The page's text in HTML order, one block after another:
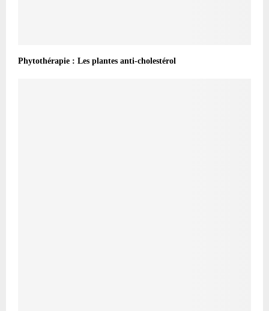
Phytothérapie : Les plantes anti-cholestérol